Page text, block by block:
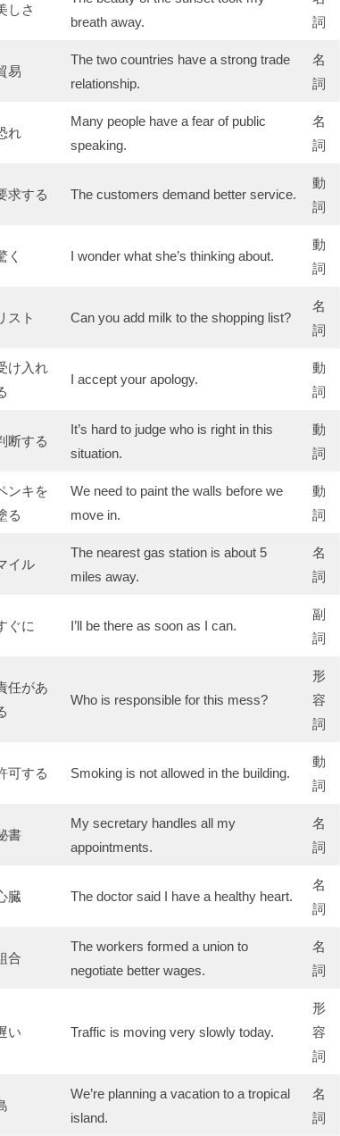
しさ
breath away.
詞
易
The two countries have a strong trade
relationship.
名
詞
れ
Many people have a fear of public
speaking.
名
詞
求する The customers demand better service.
動
詞
く I wonder what she’s thinking about.
動
詞
スト Can you add milk to the shopping list?
名
詞
け入れ
I accept your apology.
動
詞
断する
It’s hard to judge who is right in this
situation.
動
詞
ンキを
る
We need to paint the walls before we
move in.
動
詞
イル
The nearest gas station is about 5
miles away.
名
詞
ぐに I’ll be there as soon as I can.
副
詞
任があ
Who is responsible for this mess?
形
容
詞
可する Smoking is not allowed in the building.
動
詞
書
My secretary handles all my
appointments.
名
詞
臓 The doctor said I have a healthy heart.
名
詞
合
The workers formed a union to
negotiate better wages.
名
詞
い Traffic is moving very slowly today.
形
容
詞
We’re planning a vacation to a tropical
island.
名
詞